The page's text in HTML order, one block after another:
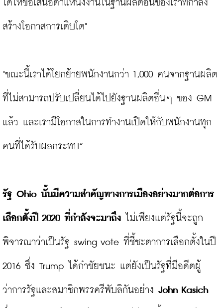
ได้ให้ข้อเสนอตำแหน่งงานในฐานผลิตอื่นของเราที่กำลัง
สร้างโอกาสการเติบโต"
"ขณะนี้เราได้โยกย้ายพนักงานกว่า 1,000 คนจากฐานผลิต
ที่ไม่สามารถปรับเปลี่ยนได้ไปยังฐานผลิตอื่นๆ ของ GM
แล้ว และเรามีโอกาสในการทำงานเปิดให้กับพนักงานทุก
คนที่ได้รับผลกระทบ”
รัฐ Ohio นั้นมีความสำคัญทางการเมืองอย่างมากต่อการ
เลือกตั้งปี 2020 ที่กำลังจะมาถึง ไม่เพียงแต่รัฐนี้จะถูก
พิจารณาว่าเป็นรัฐ swing vote ที่ชี้ชะตาการเลือกตั้งในปี
2016 ซึ่ง Trump ได้กำชัยชนะ แต่ยังเป็นรัฐที่มีอดีตผู้
ว่าการรัฐและสมาชิกพรรครีพับลิกันอย่าง John Kasich